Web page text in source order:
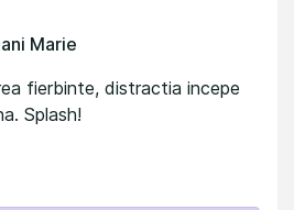
Marie
fierbinte, distractia incepe
Splash!